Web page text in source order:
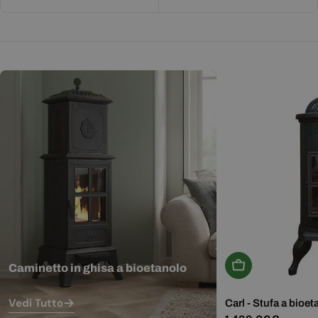
Caminetto in ghisa a bioetanolo
Vedi Tutto
Aggiungi Al
Carl - Stufa a